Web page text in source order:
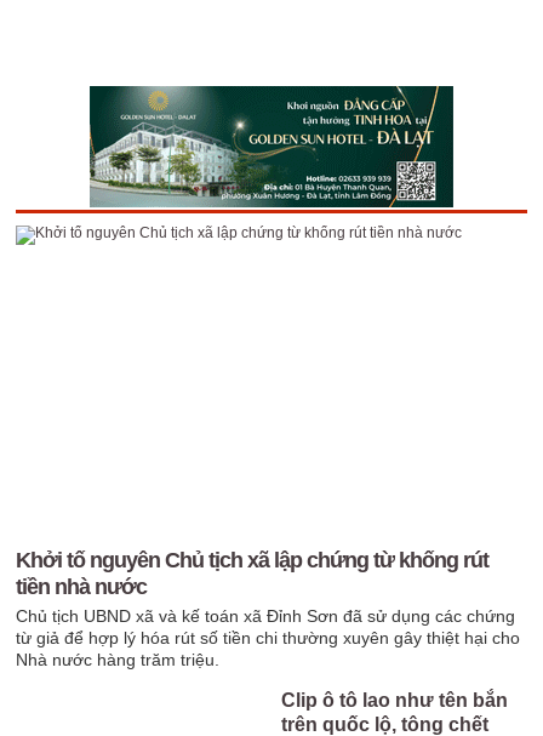
Khởi tố nguyên Chủ tịch xã lập chứng từ khống rút
tiền nhà nước
Chủ tịch UBND xã và kế toán xã Đỉnh Sơn đã sử dụng các chứng
từ giả để hợp lý hóa rút số tiền chi thường xuyên gây thiệt hại cho
Nhà nước hàng trăm triệu.
Clip ô tô lao như tên bắn
trên quốc lộ, tông chết